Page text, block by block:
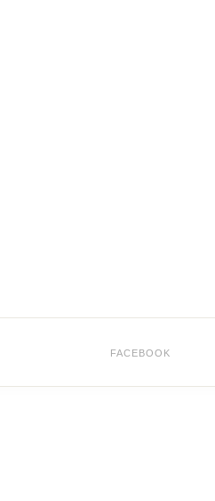
FACEBOOK